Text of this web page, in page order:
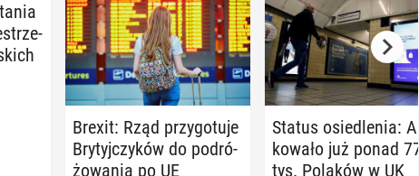
Brexit: Rząd przy­go­tu­je
Bry­tyj­czy­ków do po­dró­
żo­wa­nia po UE
Status osie­dle­nia:
ko­wa­ło już ponad 773
tys. Polaków w UK